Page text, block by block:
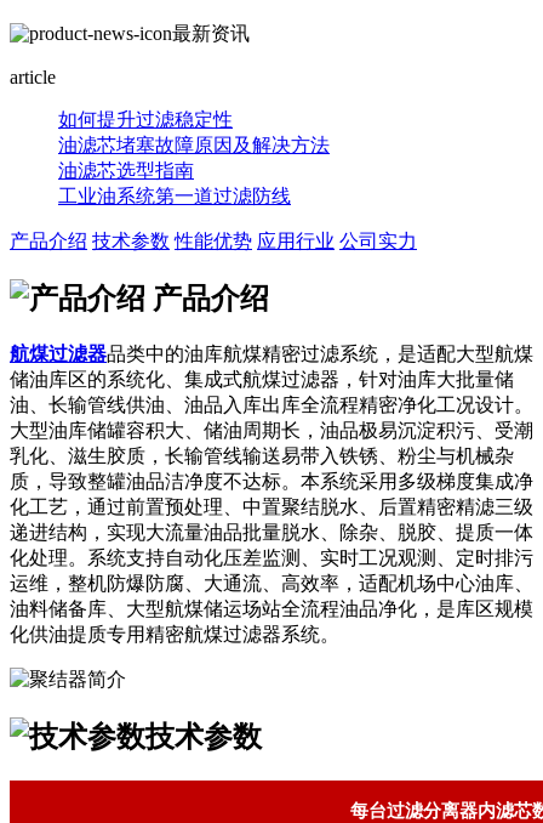
最新资讯
article
如何提升过滤稳定性
油滤芯堵塞故障原因及解决方法
油滤芯选型指南
工业油系统第一道过滤防线
产品介绍 技术参数 性能优势 应用行业 公司实力
产品介绍
航煤过滤器品类中的油库航煤精密过滤系统，是适配大型航煤
储油库区的系统化、集成式航煤过滤器，针对油库大批量储
油、长输管线供油、油品入库出库全流程精密净化工况设计。
大型油库储罐容积大、储油周期长，油品极易沉淀积污、受潮
乳化、滋生胶质，长输管线输送易带入铁锈、粉尘与机械杂
质，导致整罐油品洁净度不达标。本系统采用多级梯度集成净
化工艺，通过前置预处理、中置聚结脱水、后置精密精滤三级
递进结构，实现大流量油品批量脱水、除杂、脱胶、提质一体
化处理。系统支持自动化压差监测、实时工况观测、定时排污
运维，整机防爆防腐、大通流、高效率，适配机场中心油库、
油料储备库、大型航煤储运场站全流程油品净化，是库区规模
化供油提质专用精密航煤过滤器系统。
技术参数
每台过滤分离器内滤芯